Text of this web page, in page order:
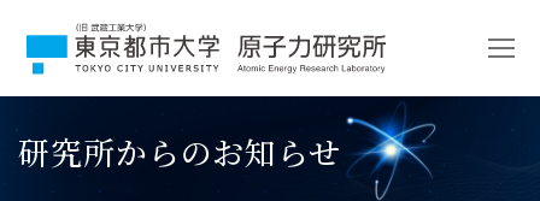
研究所からのお知らせ